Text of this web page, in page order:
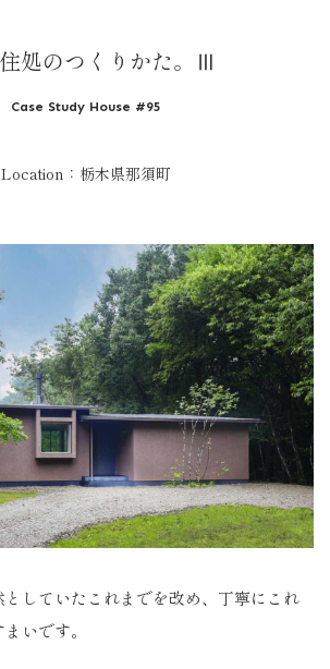
処のつくりかた。Ⅲ
Case Study House #95
Location：栃木県那須町
していたこれまでを改め、丁寧にこれ
いです。